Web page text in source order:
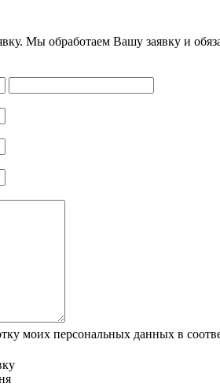
Мы обработаем Вашу заявку и
моих персональных данных в